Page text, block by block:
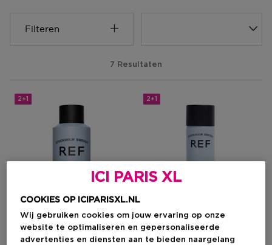
Filteren
7 Resultaten
2+1
Exclusief
2+1
Exclusief
ICI PARIS XL
COOKIES OP ICIPARISXL.NL
Wij gebruiken cookies om jouw ervaring op onze
website te optimaliseren en gepersonaliseerde
advertenties en diensten aan te bieden naargelang